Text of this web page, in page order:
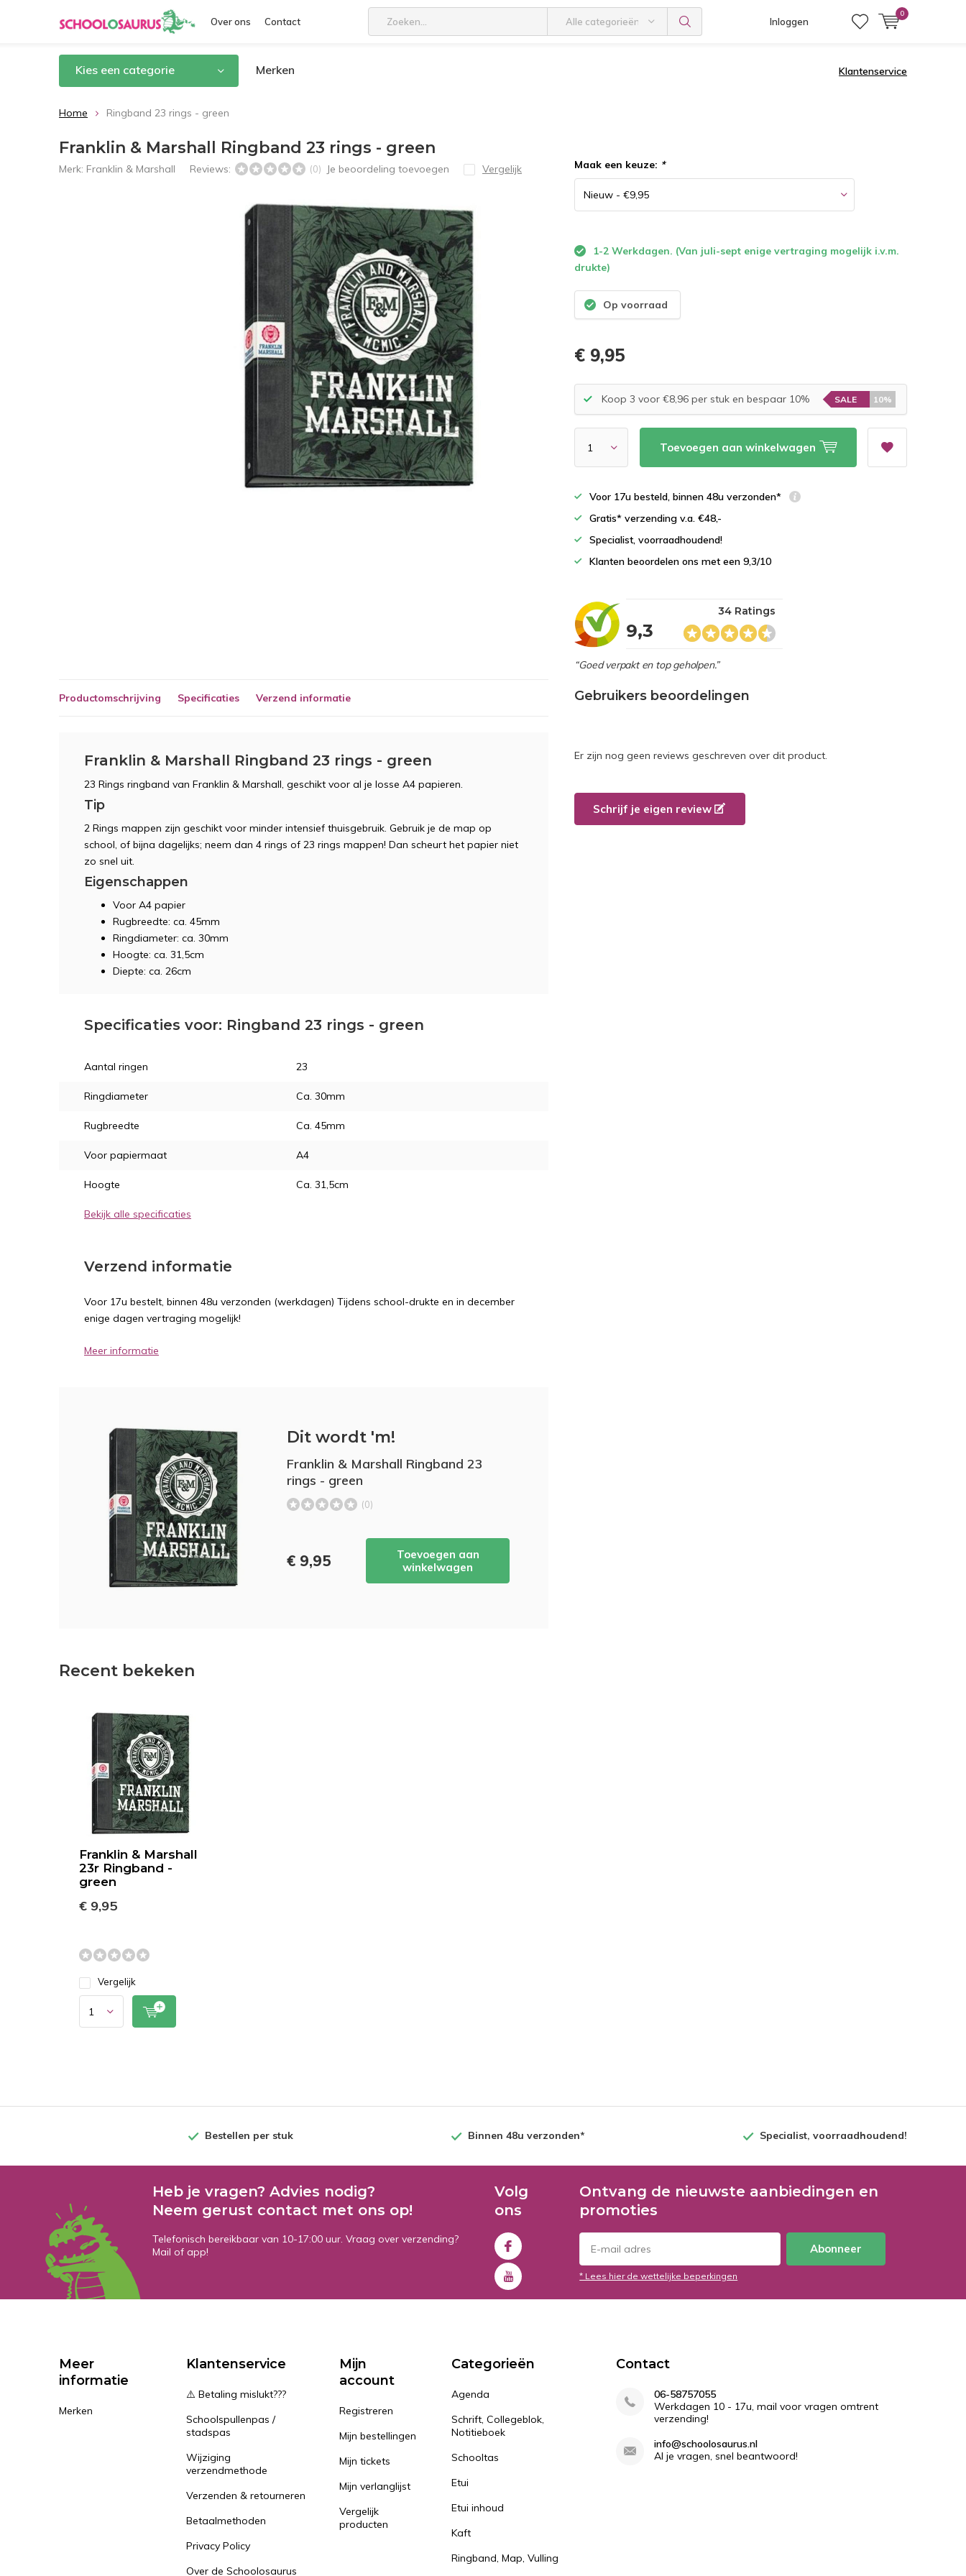
Over ons Contact Alle categorieën Inloggen
0
Kies een categorie Merken Klantenservice
Home Ringband 23 rings - green
Franklin & Marshall Ringband 23 rings - green
Merk: Franklin & Marshall Reviews: (0) Je beoordeling toevoegen Vergelijk Maak een keuze: *
1-2 Werkdagen. (Van juli-sept enige vertraging mogelijk i.v.m.
drukte)
Op voorraad
€ 9,95
Koop 3 voor €8,96 per stuk en bespaar 10% SALE 10%
Toevoegen aan winkelwagen
Voor 17u besteld, binnen 48u verzonden*
Gratis* verzending v.a. €48,-
Specialist, voorraadhoudend!
Klanten beoordelen ons met een 9,3/10
9,3
34 Ratings
“Goed verpakt en top geholpen.”
Productomschrijving Specificaties Verzend informatie
Franklin & Marshall Ringband 23 rings - green
23 Rings ringband van Franklin & Marshall, geschikt voor al je losse A4 papieren.
Tip
2 Rings mappen zijn geschikt voor minder intensief thuisgebruik. Gebruik je de map op
school, of bijna dagelijks; neem dan 4 rings of 23 rings mappen! Dan scheurt het papier niet
zo snel uit.
Eigenschappen
Voor A4 papier
Rugbreedte: ca. 45mm
Ringdiameter: ca. 30mm
Hoogte: ca. 31,5cm
Diepte: ca. 26cm
Specificaties voor: Ringband 23 rings - green
Aantal ringen 23
Ringdiameter Ca. 30mm
Rugbreedte Ca. 45mm
Voor papiermaat A4
Hoogte Ca. 31,5cm
Bekijk alle specificaties
Verzend informatie
Voor 17u bestelt, binnen 48u verzonden (werkdagen) Tijdens school-drukte en in december
enige dagen vertraging mogelijk!
Meer informatie
Dit wordt 'm!
Franklin & Marshall Ringband 23
rings - green
(0)
€ 9,95
Toevoegen aan
winkelwagen
Gebruikers beoordelingen
Er zijn nog geen reviews geschreven over dit product.
Schrijf je eigen review
Recent bekeken
Franklin & Marshall
23r Ringband -
green
€ 9,95
Vergelijk
Bestellen per stuk Binnen 48u verzonden* Specialist, voorraadhoudend!
Heb je vragen? Advies nodig?
Neem gerust contact met ons op!
Telefonisch bereikbaar van 10-17:00 uur. Vraag over verzending?
Mail of app!
Volg
ons
Ontvang de nieuwste aanbiedingen en
promoties
Abonneer
* Lees hier de wettelijke beperkingen
Meer
informatie
Merken
Klantenservice
⚠️ Betaling mislukt???
Schoolspullenpas /
stadspas
Wijziging
verzendmethode
Verzenden & retourneren
Betaalmethoden
Privacy Policy
Over de Schoolosaurus
Mijn
account
Registreren
Mijn bestellingen
Mijn tickets
Mijn verlanglijst
Vergelijk
producten
Categorieën
Agenda
Schrift, Collegeblok,
Notitieboek
Schooltas
Etui
Etui inhoud
Kaft
Ringband, Map, Vulling
Contact
06-58757055
Werkdagen 10 - 17u, mail voor vragen omtrent
verzending!
info@schoolosaurus.nl
Al je vragen, snel beantwoord!